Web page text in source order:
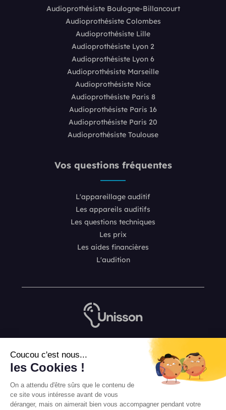
Coucou c'est nous...
les Cookies !
On a attendu d'être sûrs que le contenu de
ce site vous intéresse avant de vous
déranger, mais on aimerait bien vous accompagner pendant votre
Audioprothésiste Boulogne-Billancourt
Audioprothésiste Colombes
Audioprothésiste Lille
Audioprothésiste Lyon 2
Audioprothésiste Lyon 6
Audioprothésiste Marseille
Audioprothésiste Nice
Audioprothésiste Paris 8
Audioprothésiste Paris 16
Audioprothésiste Paris 20
Audioprothésiste Toulouse
Vos questions fréquentes
L'appareillage auditif
Les appareils auditifs
Les questions techniques
Les prix
Les aides financières
L'audition
L’équipe de rédaction Unisson
Conditions Générales de Vente